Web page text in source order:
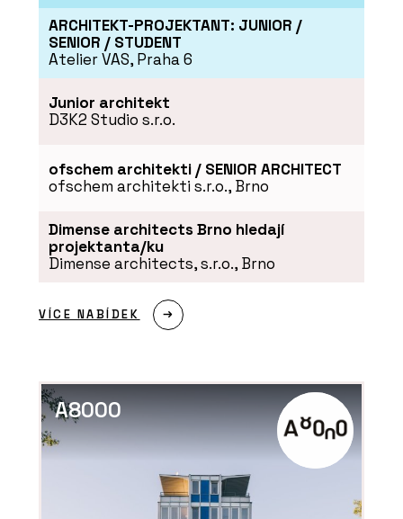
ČLÁNKY
Výukový portál CEGRA Learn –
archicadovské know-how přímo od
PRODUKTY
Aplikace Twinmotion - CEGRA
ARCHITEKT-PROJEKTANT: JUNIOR /
SENIOR / STUDENT
Atelier VAS, Praha 6
Junior architekt
D3K2 Studio s.r.o.
ofschem architekti / SENIOR ARCHITECT
ofschem architekti s.r.o., Brno
Dimense architects Brno hledají
projektanta/ku
Dimense architects, s.r.o., Brno
VÍCE NABÍDEK
A8000